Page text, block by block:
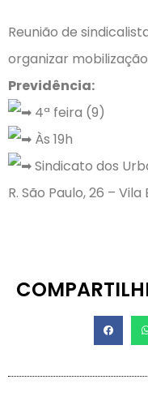
Reunião de
organizar
Previdência:
4ª feira (9)
Às 19h
Sindicato dos
R. São Paulo, 26 –